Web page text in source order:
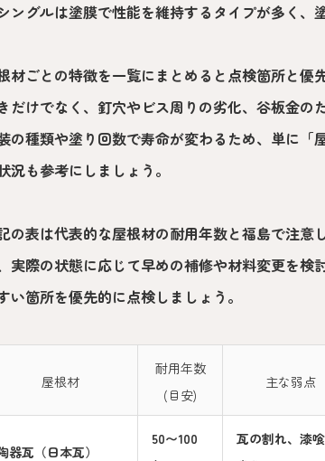
ングルは塗膜で性能を維持するタイプが多く、
材ごとの特徴を一覧にまとめると点検箇所と
だけでなく、釘穴やビス周りの劣化、谷板金の
の種類や塗り回数で寿命が変わるため、単に
況も参考にしましょう。
の表は代表的な屋根材の耐用年数と福島で注
実際の状態に応じて早めの補修や材料変更を
い箇所を優先的に点検しましょう。
屋根材
耐用年数
(目安)
主な弱点
器瓦（日本瓦）
50〜100
瓦の割れ、漆